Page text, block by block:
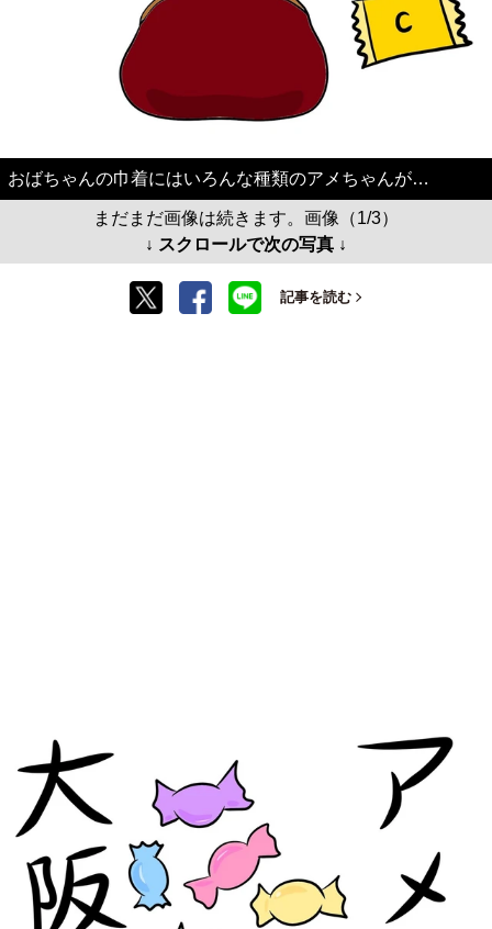
おばちゃんの巾着にはいろんな種類のアメちゃんが…
まだまだ画像は続きます。画像（1/3）
↓ スクロールで次の写真 ↓
記事を読む